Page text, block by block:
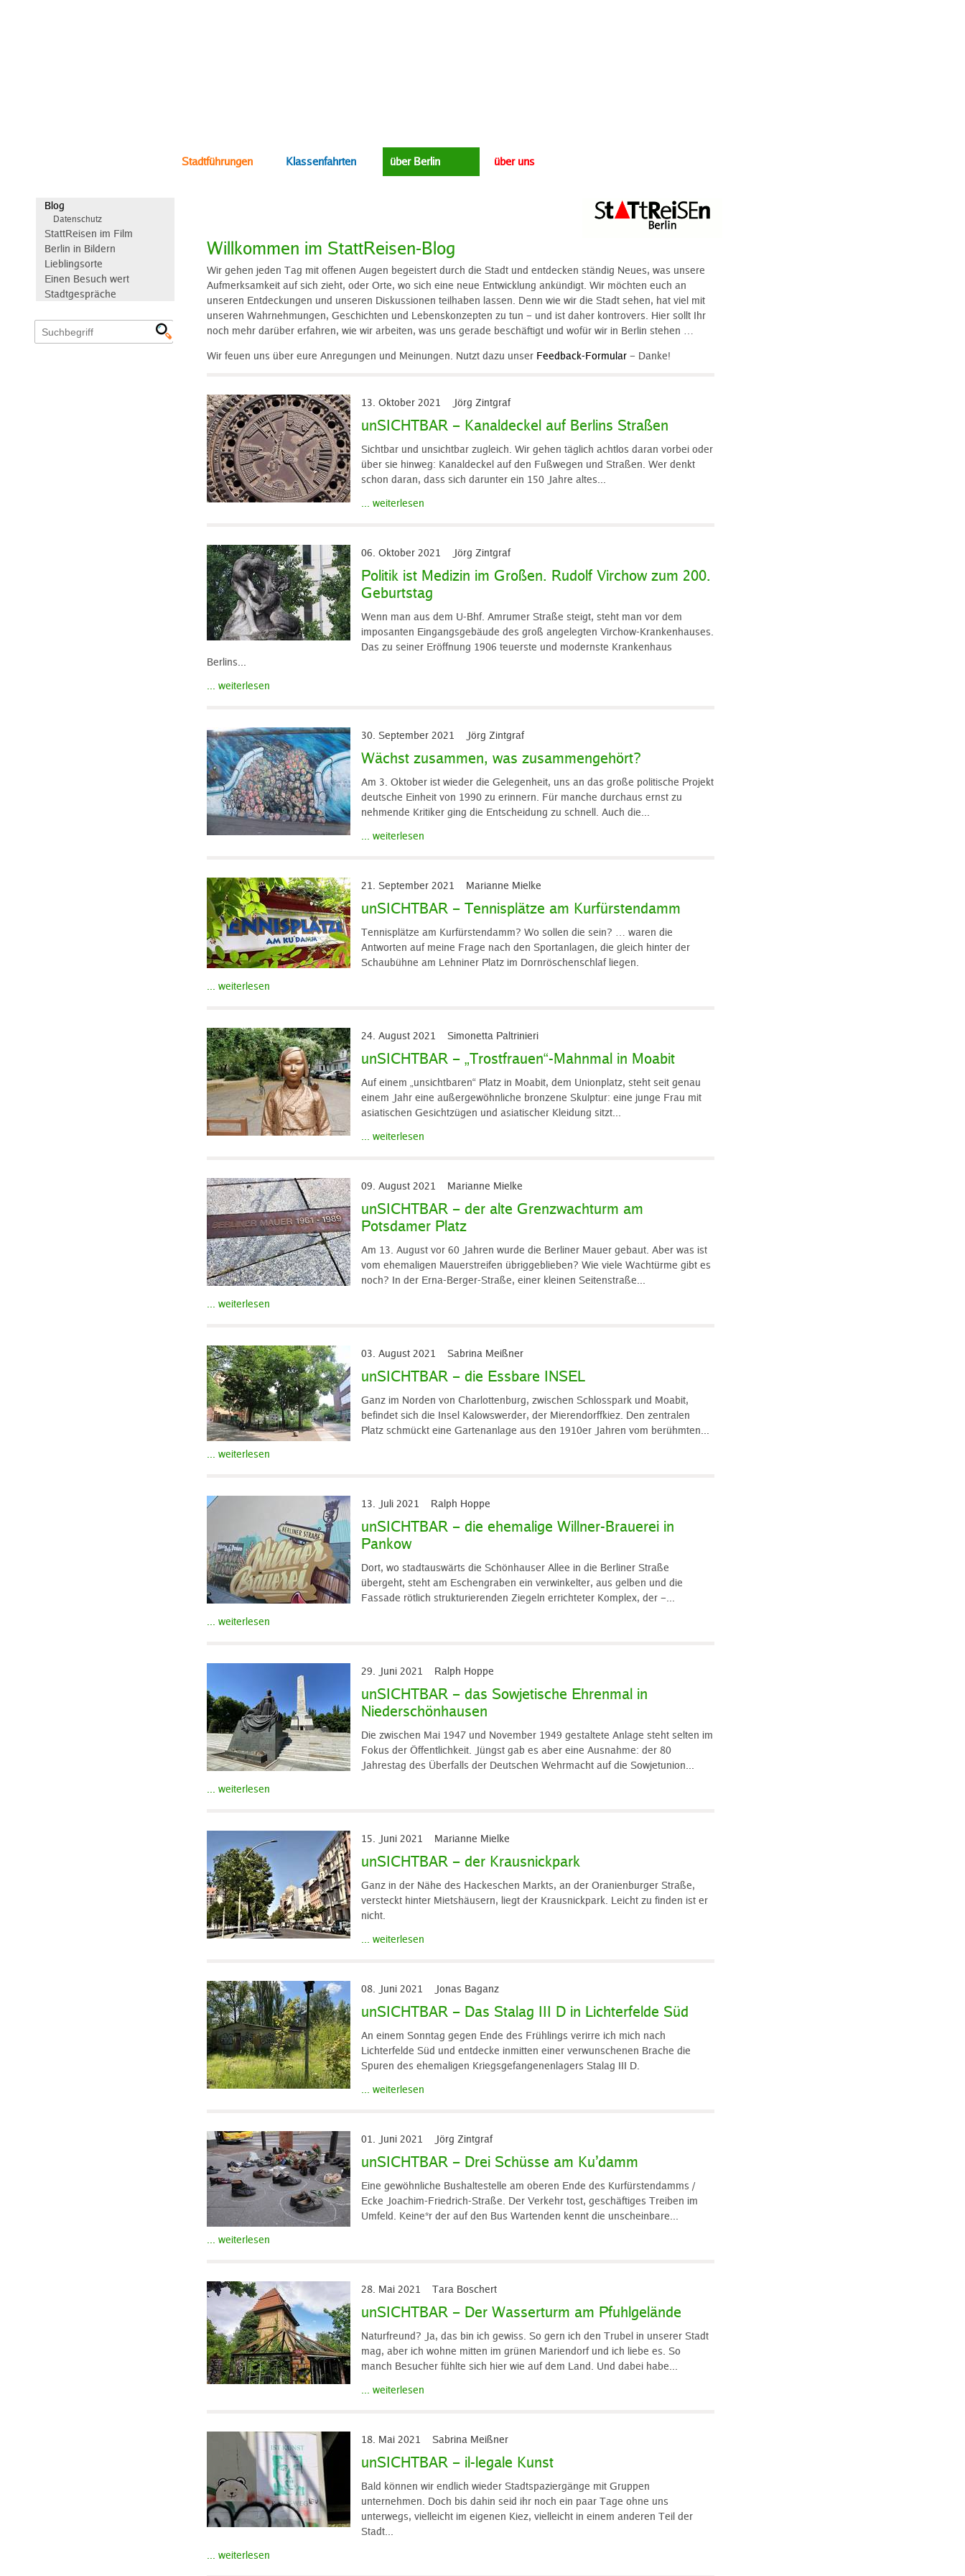
Stadtführungen Klassenfahrten über Berlin über uns
Blog
Datenschutz
StattReisen im Film
Berlin in Bildern
Lieblingsorte
Einen Besuch wert
Stadtgespräche
Willkommen im StattReisen-Blog
Wir gehen jeden Tag mit offenen Augen begeistert durch die Stadt und entdecken ständig Neues, was unsere
Aufmerksamkeit auf sich zieht, oder Orte, wo sich eine neue Entwicklung ankündigt. Wir möchten euch an
unseren Entdeckungen und unseren Diskussionen teilhaben lassen. Denn wie wir die Stadt sehen, hat viel mit
unseren Wahrnehmungen, Geschichten und Lebenskonzepten zu tun – und ist daher kontrovers. Hier sollt Ihr
noch mehr darüber erfahren, wie wir arbeiten, was uns gerade beschäftigt und wofür wir in Berlin stehen …
Wir feuen uns über eure Anregungen und Meinungen. Nutzt dazu unser Feedback-Formular – Danke!
13. Oktober 2021 Jörg Zintgraf
unSICHTBAR – Kanaldeckel auf Berlins Straßen
Sichtbar und unsichtbar zugleich. Wir gehen täglich achtlos daran vorbei oder
über sie hinweg: Kanaldeckel auf den Fußwegen und Straßen. Wer denkt
schon daran, dass sich darunter ein 150 Jahre altes...
... weiterlesen
06. Oktober 2021 Jörg Zintgraf
Politik ist Medizin im Großen. Rudolf Virchow zum 200.
Geburtstag
Wenn man aus dem U-Bhf. Amrumer Straße steigt, steht man vor dem
imposanten Eingangsgebäude des groß angelegten Virchow-Krankenhauses.
Das zu seiner Eröffnung 1906 teuerste und modernste Krankenhaus
Berlins...
... weiterlesen
30. September 2021 Jörg Zintgraf
Wächst zusammen, was zusammengehört?
Am 3. Oktober ist wieder die Gelegenheit, uns an das große politische Projekt
deutsche Einheit von 1990 zu erinnern. Für manche durchaus ernst zu
nehmende Kritiker ging die Entscheidung zu schnell. Auch die...
... weiterlesen
21. September 2021 Marianne Mielke
unSICHTBAR – Tennisplätze am Kurfürstendamm
Tennisplätze am Kurfürstendamm? Wo sollen die sein? … waren die
Antworten auf meine Frage nach den Sportanlagen, die gleich hinter der
Schaubühne am Lehniner Platz im Dornröschenschlaf liegen.
... weiterlesen
24. August 2021 Simonetta Paltrinieri
unSICHTBAR – „Trostfrauen“-Mahnmal in Moabit
Auf einem „unsichtbaren“ Platz in Moabit, dem Unionplatz, steht seit genau
einem Jahr eine außergewöhnliche bronzene Skulptur: eine junge Frau mit
asiatischen Gesichtzügen und asiatischer Kleidung sitzt...
... weiterlesen
09. August 2021 Marianne Mielke
unSICHTBAR – der alte Grenzwachturm am
Potsdamer Platz
Am 13. August vor 60 Jahren wurde die Berliner Mauer gebaut. Aber was ist
vom ehemaligen Mauerstreifen übriggeblieben? Wie viele Wachtürme gibt es
noch? In der Erna-Berger-Straße, einer kleinen Seitenstraße...
... weiterlesen
03. August 2021 Sabrina Meißner
unSICHTBAR – die Essbare INSEL
Ganz im Norden von Charlottenburg, zwischen Schlosspark und Moabit,
befindet sich die Insel Kalowswerder, der Mierendorffkiez. Den zentralen
Platz schmückt eine Gartenanlage aus den 1910er Jahren vom berühmten...
... weiterlesen
13. Juli 2021 Ralph Hoppe
unSICHTBAR – die ehemalige Willner-Brauerei in
Pankow
Dort, wo stadtauswärts die Schönhauser Allee in die Berliner Straße
übergeht, steht am Eschengraben ein verwinkelter, aus gelben und die
Fassade rötlich strukturierenden Ziegeln errichteter Komplex, der –...
... weiterlesen
29. Juni 2021 Ralph Hoppe
unSICHTBAR – das Sowjetische Ehrenmal in
Niederschönhausen
Die zwischen Mai 1947 und November 1949 gestaltete Anlage steht selten im
Fokus der Öffentlichkeit. Jüngst gab es aber eine Ausnahme: der 80
Jahrestag des Überfalls der Deutschen Wehrmacht auf die Sowjetunion...
... weiterlesen
15. Juni 2021 Marianne Mielke
unSICHTBAR – der Krausnickpark
Ganz in der Nähe des Hackeschen Markts, an der Oranienburger Straße,
versteckt hinter Mietshäusern, liegt der Krausnickpark. Leicht zu finden ist er
nicht.
... weiterlesen
08. Juni 2021 Jonas Baganz
unSICHTBAR – Das Stalag III D in Lichterfelde Süd
An einem Sonntag gegen Ende des Frühlings verirre ich mich nach
Lichterfelde Süd und entdecke inmitten einer verwunschenen Brache die
Spuren des ehemaligen Kriegsgefangenenlagers Stalag III D.
... weiterlesen
01. Juni 2021 Jörg Zintgraf
unSICHTBAR – Drei Schüsse am Ku’damm
Eine gewöhnliche Bushaltestelle am oberen Ende des Kurfürstendamms /
Ecke Joachim-Friedrich-Straße. Der Verkehr tost, geschäftiges Treiben im
Umfeld. Keine*r der auf den Bus Wartenden kennt die unscheinbare...
... weiterlesen
28. Mai 2021 Tara Boschert
unSICHTBAR – Der Wasserturm am Pfuhlgelände
Naturfreund? Ja, das bin ich gewiss. So gern ich den Trubel in unserer Stadt
mag, aber ich wohne mitten im grünen Mariendorf und ich liebe es. So
manch Besucher fühlte sich hier wie auf dem Land. Und dabei habe...
... weiterlesen
18. Mai 2021 Sabrina Meißner
unSICHTBAR – il-legale Kunst
Bald können wir endlich wieder Stadtspaziergänge mit Gruppen
unternehmen. Doch bis dahin seid ihr noch ein paar Tage ohne uns
unterwegs, vielleicht im eigenen Kiez, vielleicht in einem anderen Teil der
Stadt...
... weiterlesen